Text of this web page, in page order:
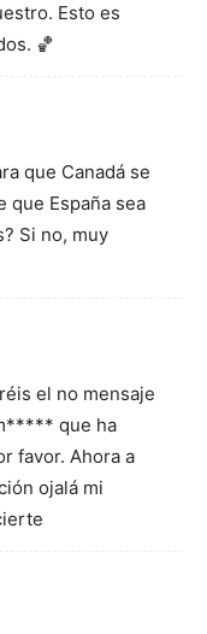
Esto es
🏀
que Canadá se
España sea
Si no, muy
el no mensaje
que ha
favor. Ahora a
ojalá mi